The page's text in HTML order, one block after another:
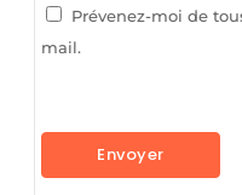
Prévenez-moi de
mail.